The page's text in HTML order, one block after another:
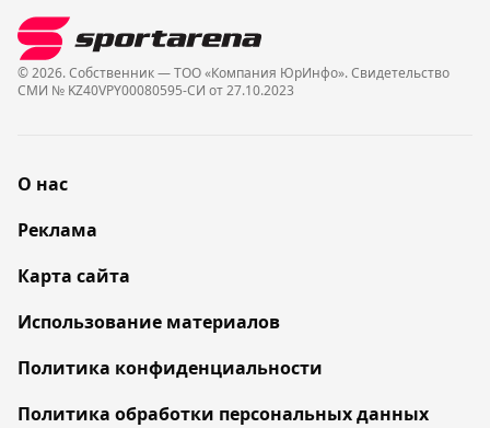
© 2026. Собственник — ТОО «Компания ЮрИнфо». Cвидетельство
СМИ № KZ40VPY00080595-СИ от 27.10.2023
О нас
Реклама
Карта сайта
Использование материалов
Политика конфиденциальности
Политика обработки персональных данных